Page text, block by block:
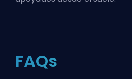
FAQs